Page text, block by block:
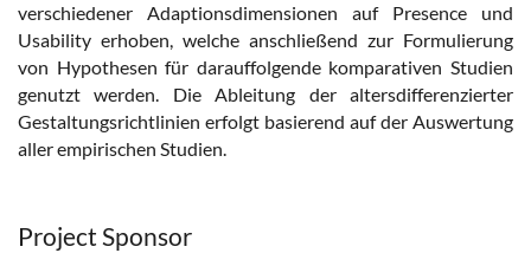
verschiedener Adaptionsdimensionen auf Presence und
Usability erhoben, welche anschließend zur Formulierung
von Hypothesen für darauffolgende komparativen Studien
genutzt werden. Die Ableitung der altersdifferenzierter
Gestaltungsrichtlinien erfolgt basierend auf der Auswertung
aller empirischen Studien.
Project Sponsor